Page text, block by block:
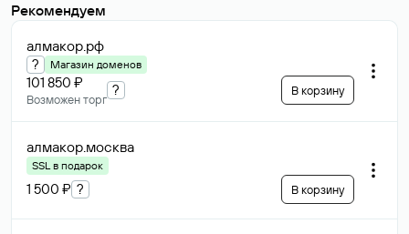
Рекомендуем
алмакор.рф
? Магазин доменов
101 850 ₽
Возможен торг
? В корзину
алмакор.москва
SSL в подарок
1 500 ₽ ? В корзину